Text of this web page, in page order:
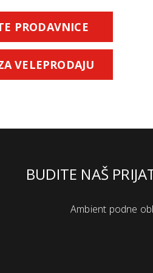
PRODAVNICE
VELEPRODAJU
BUDITE NAŠ
Ambient podne